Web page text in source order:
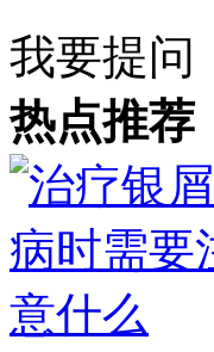
我要提问
热点推荐